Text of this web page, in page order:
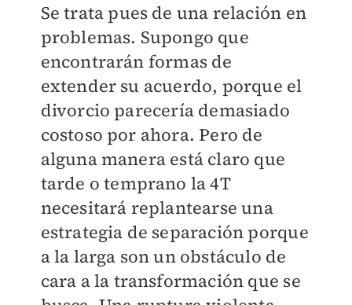
Se trata pues de una relación en
problemas. Supongo que
encontrarán formas de
extender su acuerdo, porque el
divorcio parecería demasiado
costoso por ahora. Pero de
alguna manera está claro que
tarde o temprano la 4T
necesitará replantearse una
estrategia de separación porque
a la larga son un obstáculo de
cara a la transformación que se